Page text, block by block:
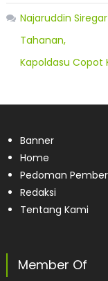
Najaruddin Siregar
Tahanan,
Kapoldasu Copot
Banner
Home
Pedoman
Redaksi
Tentang Kami
Member Of